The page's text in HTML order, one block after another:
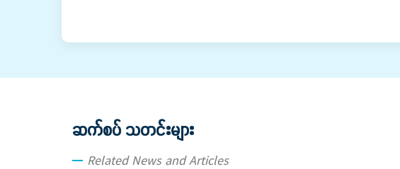
ဆက်စပ် သတင်းများ
Related News and Articles